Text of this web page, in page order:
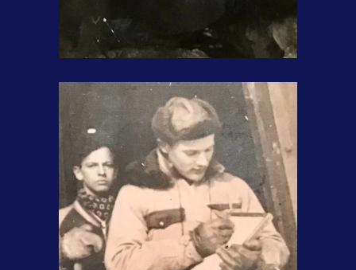
Mon oncle Claude Héroux,
franciscain.